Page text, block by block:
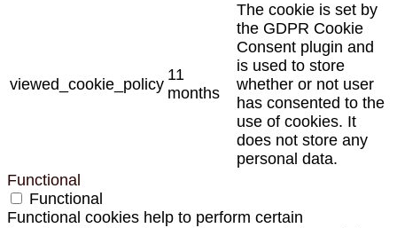
viewed_cookie_policy
11
months
The cookie is set by
the GDPR Cookie
Consent plugin and
is used to store
whether or not user
has consented to the
use of cookies. It
does not store any
personal data.
Functional
Functional
Functional cookies help to perform certain